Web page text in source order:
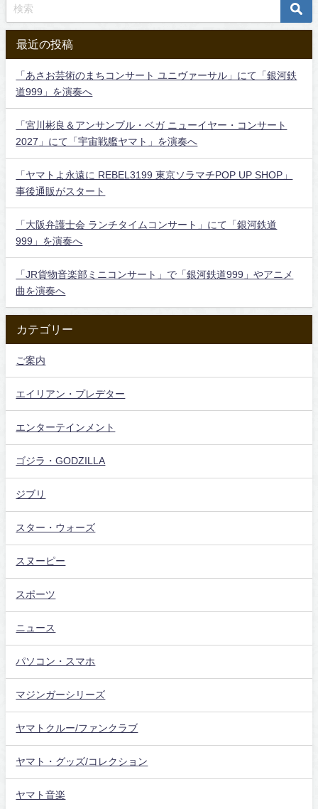
最近の投稿
「あさお芸術のまちコンサート ユニヴァーサル」にて「銀河鉄
道999」を演奏へ
「宮川彬良＆アンサンブル・ベガ ニューイヤー・コンサート
2027」にて「宇宙戦艦ヤマト」を演奏へ
「ヤマトよ永遠に REBEL3199 東京ソラマチPOP UP SHOP」
事後通販がスタート
「大阪弁護士会 ランチタイムコンサート」にて「銀河鉄道
999」を演奏へ
「JR貨物音楽部ミニコンサート」で「銀河鉄道999」やアニメ
曲を演奏へ
カテゴリー
ご案内
エイリアン・プレデター
エンターテインメント
ゴジラ・GODZILLA
ジブリ
スター・ウォーズ
スヌーピー
スポーツ
ニュース
パソコン・スマホ
マジンガーシリーズ
ヤマトクルー/ファンクラブ
ヤマト・グッズ/コレクション
ヤマト音楽